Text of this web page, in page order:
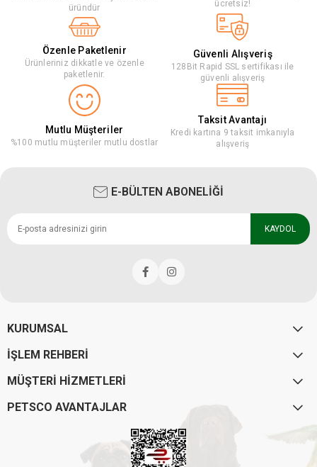
üründür
ücretsiz!
Özenle Paketlenir
Ürünleriniz dikkatle ve özenle
paketlenir.
Güvenli Alışveriş
128Bit Rapid SSL sertifikası ile
güvenli alışveriş
Mutlu Müşteriler
%100 mutlu müşteriler mutlu dostlar
Taksit Avantajı
Kredi kartına 9 taksit imkanıyla
alışveriş
E-BÜLTEN ABONELİĞİ
KAYDOL
KURUMSAL
İŞLEM REHBERİ
MÜŞTERİ HİZMETLERİ
PETSCO AVANTAJLAR